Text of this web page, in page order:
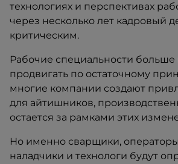
технологиях и перспективах
через несколько лет кадровый
критическим.
Рабочие специальности больше
продвигать по остаточному
многие компании создают
для айтишников,
остается за рамками этих
Но именно сварщики, операторы
наладчики и технологи будут